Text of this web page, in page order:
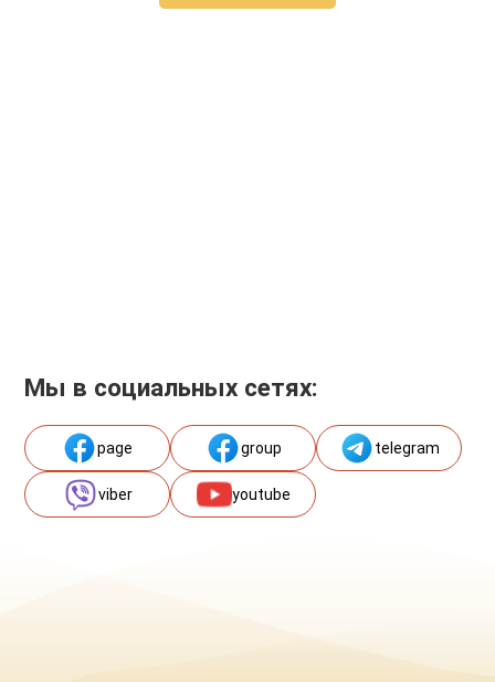
Мы в социальных сетях:
page group telegram
viber youtube